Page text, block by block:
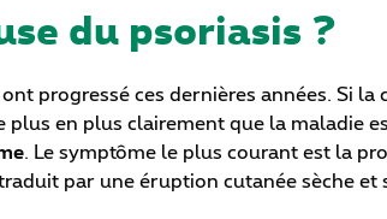
du psoriasis ?
progressé ces dernières années. Si la
en plus clairement que la maladie
. Le symptôme le plus courant est la
par une éruption cutanée sèche et